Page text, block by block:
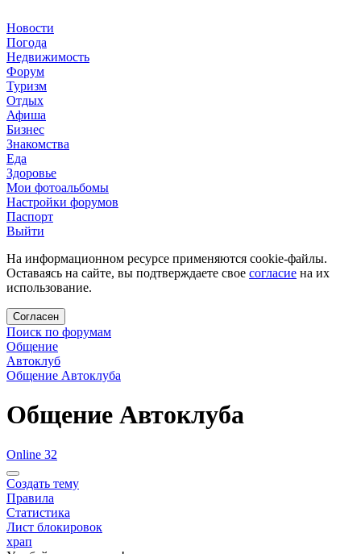
Новости
Погода
Недвижимость
Форум
Туризм
Отдых
Афиша
Бизнес
Знакомства
Еда
Здоровье
Мои фотоальбомы
Настройки форумов
Паспорт
Выйти
На информационном ресурсе применяются cookie-файлы.
Оставаясь на сайте, вы подтверждаете свое согласие на их
использование.
Согласен
Поиск по форумам
Общение
Автоклуб
Общение Автоклуба
Общение Автоклуба
Online 32
Создать тему
Правила
Статистика
Лист блокировок
храп